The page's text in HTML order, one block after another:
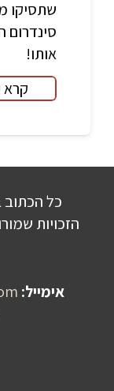
שתסיקו
סינדרום
אותו!
קרא
כל הכתוב
הזכויות
אימייל: